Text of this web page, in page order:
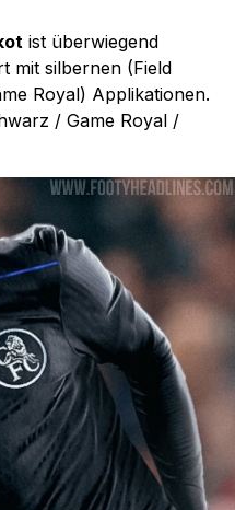
ist überwiegend
mit silbernen (Field
Royal) Applikationen.
/ Game Royal /